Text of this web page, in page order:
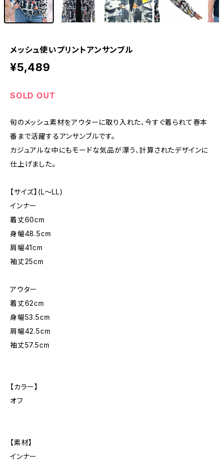
メッシュ使いプリントアンサンブル
¥5,489
SOLD OUT
旬のメッシュ素材をアウターに取り入れた、今すぐ着られて春本
番まで活躍するアンサンブルです。
カジュアルな中にもモードな気品が漂う、計算されたデザインに
仕上げました。
【サイズ】(L〜LL)
インナー
着丈60cm
身幅48.5cm
肩幅41cm
袖丈25cm
アウター
着丈62cm
身幅53.5cm
肩幅42.5cm
袖丈57.5cm
【カラー】
オフ
【素材】
インナー